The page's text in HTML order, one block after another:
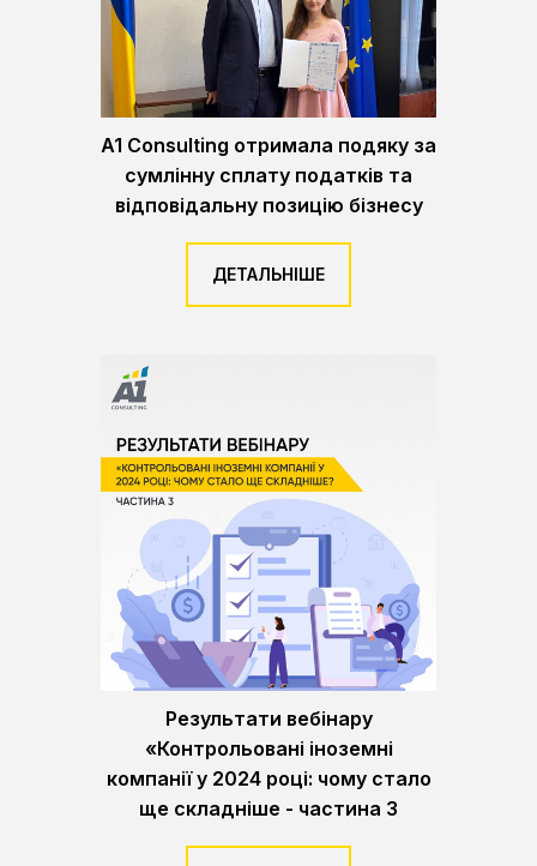
A1 Consulting отримала подяку за
сумлінну сплату податків та
відповідальну позицію бізнесу
ДЕТАЛЬНІШЕ
Результати вебінару
«Контрольовані іноземні
компанії у 2024 році: чому стало
ще складніше - частина 3